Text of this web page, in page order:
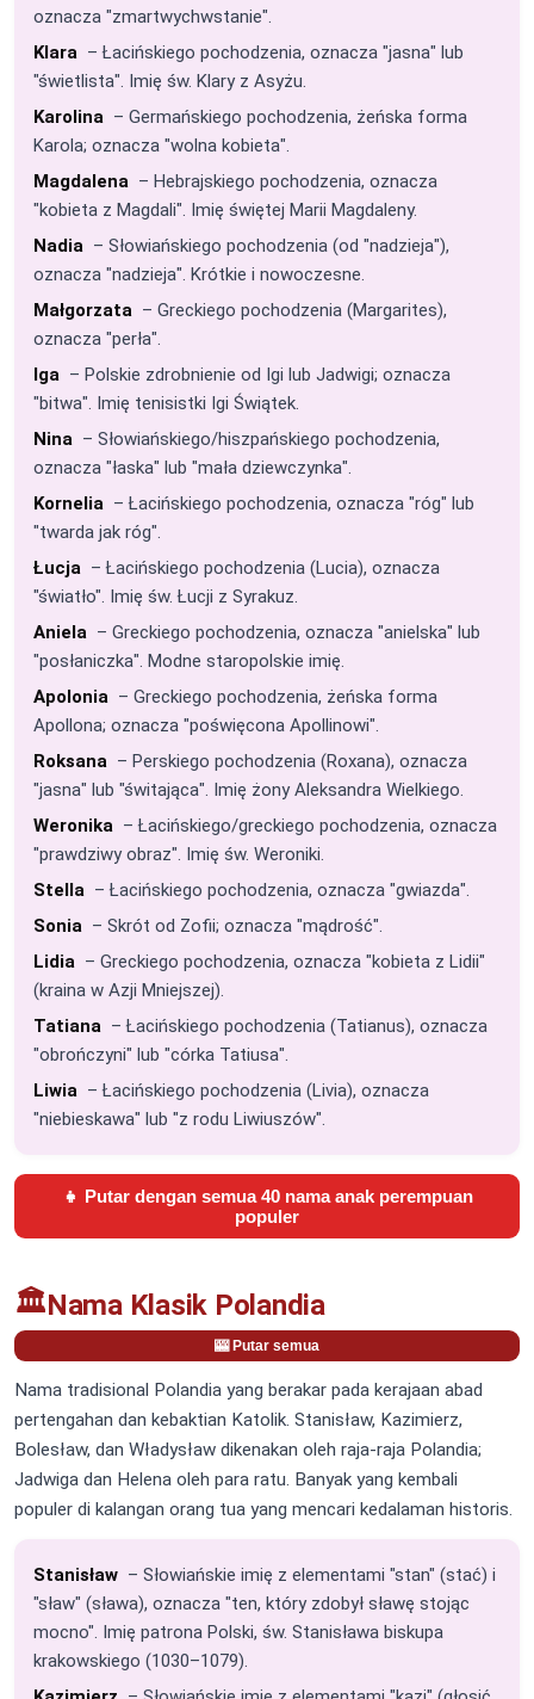
oznacza "zmartwychwstanie".
Klara – Łacińskiego pochodzenia, oznacza "jasna" lub
"świetlista". Imię św. Klary z Asyżu.
Karolina – Germańskiego pochodzenia, żeńska forma
Karola; oznacza "wolna kobieta".
Magdalena – Hebrajskiego pochodzenia, oznacza
"kobieta z Magdali". Imię świętej Marii Magdaleny.
Nadia – Słowiańskiego pochodzenia (od "nadzieja"),
oznacza "nadzieja". Krótkie i nowoczesne.
Małgorzata – Greckiego pochodzenia (Margarites),
oznacza "perła".
Iga – Polskie zdrobnienie od Igi lub Jadwigi; oznacza
"bitwa". Imię tenisistki Igi Świątek.
Nina – Słowiańskiego/hiszpańskiego pochodzenia,
oznacza "łaska" lub "mała dziewczynka".
Kornelia – Łacińskiego pochodzenia, oznacza "róg" lub
"twarda jak róg".
Łucja – Łacińskiego pochodzenia (Lucia), oznacza
"światło". Imię św. Łucji z Syrakuz.
Aniela – Greckiego pochodzenia, oznacza "anielska" lub
"posłaniczka". Modne staropolskie imię.
Apolonia – Greckiego pochodzenia, żeńska forma
Apollona; oznacza "poświęcona Apollinowi".
Roksana – Perskiego pochodzenia (Roxana), oznacza
"jasna" lub "świtająca". Imię żony Aleksandra Wielkiego.
Weronika – Łacińskiego/greckiego pochodzenia, oznacza
"prawdziwy obraz". Imię św. Weroniki.
Stella – Łacińskiego pochodzenia, oznacza "gwiazda".
Sonia – Skrót od Zofii; oznacza "mądrość".
Lidia – Greckiego pochodzenia, oznacza "kobieta z Lidii"
(kraina w Azji Mniejszej).
Tatiana – Łacińskiego pochodzenia (Tatianus), oznacza
"obrończyni" lub "córka Tatiusa".
Liwia – Łacińskiego pochodzenia (Livia), oznacza
"niebieskawa" lub "z rodu Liwiuszów".
👧 Putar dengan semua 40 nama anak perempuan
populer
🏛️Nama Klasik Polandia
🎰 Putar semua
Nama tradisional Polandia yang berakar pada kerajaan abad
pertengahan dan kebaktian Katolik. Stanisław, Kazimierz,
Bolesław, dan Władysław dikenakan oleh raja-raja Polandia;
Jadwiga dan Helena oleh para ratu. Banyak yang kembali
populer di kalangan orang tua yang mencari kedalaman historis.
Stanisław – Słowiańskie imię z elementami "stan" (stać) i
"sław" (sława), oznacza "ten, który zdobył sławę stojąc
mocno". Imię patrona Polski, św. Stanisława biskupa
krakowskiego (1030–1079).